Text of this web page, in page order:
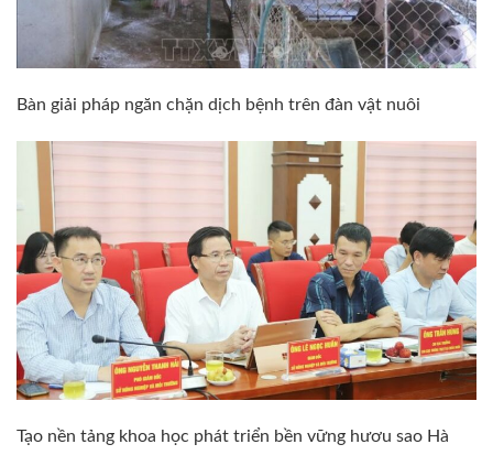
Bàn giải pháp ngăn chặn dịch bệnh trên đàn vật nuôi
Tạo nền tảng khoa học phát triển bền vững hươu sao Hà